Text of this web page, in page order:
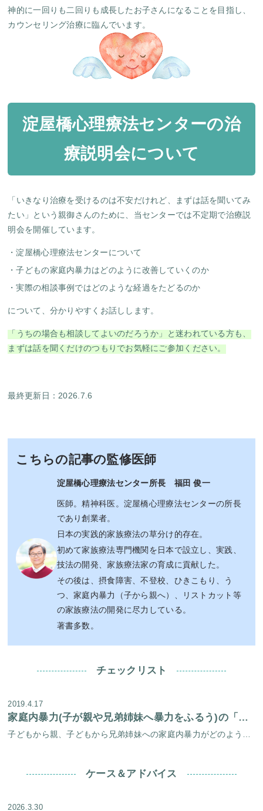
神的に一回りも二回りも成長したお子さんになることを目指し、
カウンセリング治療に臨んでいます。
淀屋橋心理療法センターの治
療説明会について
「いきなり治療を受けるのは不安だけれど、まずは話を聞いてみ
たい」という親御さんのために、当センターでは不定期で治療説
明会を開催しています。
淀屋橋心理療法センターについて
子どもの家庭内暴力はどのように改善していくのか
実際の相談事例ではどのような経過をたどるのか
について、分かりやすくお話しします。
「うちの場合も相談してよいのだろうか」と迷われている方も、
まずは話を聞くだけのつもりでお気軽にご参加ください。
最終更新日：2026.7.6
こちらの記事の監修医師
淀屋橋心理療法センター所長 福田 俊一
医師。精神科医。淀屋橋心理療法センターの所長
であり創業者。
日本の実践的家族療法の草分け的存在。
初めて家族療法専門機関を日本で設立し、実践、
技法の開発、家族療法家の育成に貢献した。
その後は、摂食障害、不登校、ひきこもり、う
つ、家庭内暴力（子から親へ）、リストカット等
の家族療法の開発に尽力している。
著書多数。
チェックリスト
2019.4.17
家庭内暴力(子が親や兄弟姉妹へ暴力をふるう)の「五段階」
ケース＆アドバイス
2026.3.30